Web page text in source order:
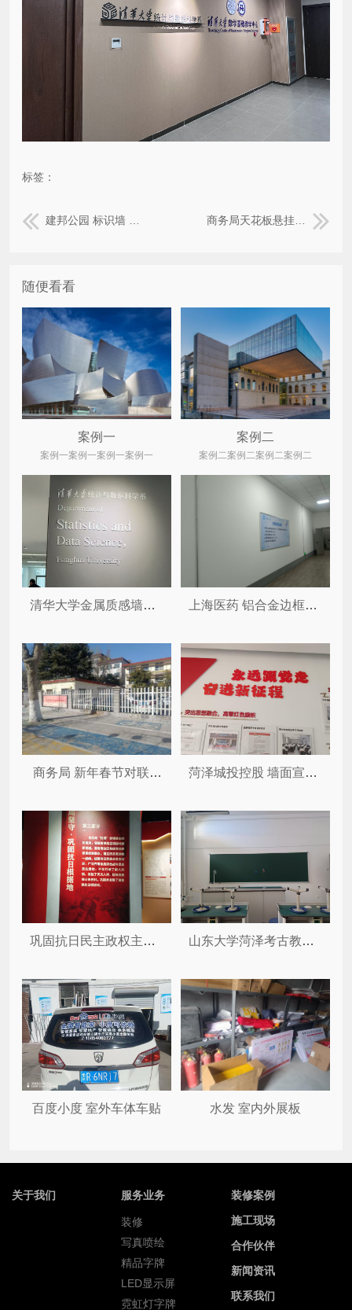
标签：
建邦公园 标识墙 户外休闲座椅 商务局天花板悬挂国旗吊旗—墙上的亚克力世界地图—X展架—亚克力门牌—亚克力欢迎牌。
随便看看
案例一
案例一案例一案例一案例一
案例二
案例二案例二案例二案例二
清华大学金属质感墙体装饰字 ... 上海医药 铝合金边框制度牌
商务局 新年春节对联和大红灯... 菏泽城投控股 墙面宣传标语
巩固抗日民主政权主题陈列厅 山东大学菏泽考古教学与科研基地...
百度小度 室外车体车贴 水发 室内外展板
关于我们 服务业务
装修
写真喷绘
精品字牌
LED显示屏
霓虹灯字牌
装修案例
施工现场
合作伙伴
新闻资讯
联系我们